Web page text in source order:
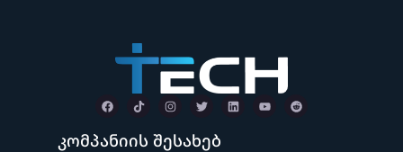
კომპანიის შესახებ